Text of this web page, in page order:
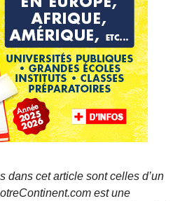
dans cet article sont celles d’un
est une